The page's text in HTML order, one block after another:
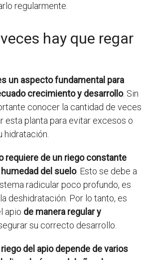
regularmente.
hay que regar
un aspecto fundamental para
crecimiento y desarrollo. Sin
conocer la cantidad de veces
esta planta para evitar excesos o
hidratación.
requiere de un riego constante
del suelo. Esto se debe a
radicular poco profundo, es
deshidratación. Por lo tanto, es
apio de manera regular y
su correcto desarrollo.
del apio depende de varios